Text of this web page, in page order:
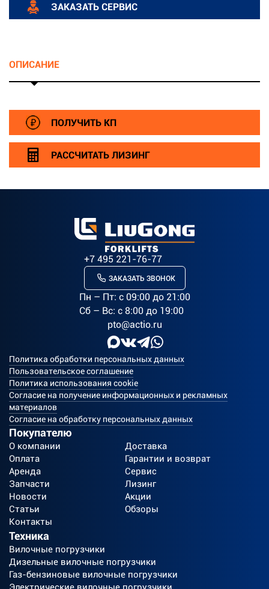
ЗАКАЗАТЬ СЕРВИС
ОПИСАНИЕ
ПОЛУЧИТЬ КП
РАССЧИТАТЬ ЛИЗИНГ
+7 495 221-76-77
ЗАКАЗАТЬ ЗВОНОК
Пн – Пт: c 09:00 до 21:00
Сб – Вс: с 8:00 до 19:00
pto@actio.ru
Политика обработки персональных данных
Пользовательское соглашение
Политика использования cookie
Согласие на получение информационных и рекламных
материалов
Согласие на обработку персональных данных
Покупателю
О компании
Доставка
Оплата
Гарантии и возврат
Аренда
Сервис
Запчасти
Лизинг
Новости
Акции
Статьи
Обзоры
Контакты
Техника
Вилочные погрузчики
Дизельные вилочные погрузчики
Газ-бензиновые вилочные погрузчики